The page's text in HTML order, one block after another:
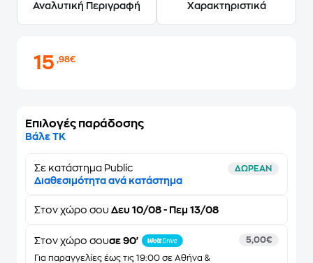
Αναλυτική Περιγραφή Χαρακτηριστικά
15,98€
Επιλογές παράδοσης
Βάλε ΤΚ
Σε κατάστημα Public ΔΩΡΕΑΝ
Διαθεσιμότητα ανά κατάστημα
Στον χώρο σου Δευ 10/08 - Πεμ 13/08
Στον χώρο σουσε 90'
Για παραγγελίες έως τις 19:00 σε Αθήνα &
5,00€